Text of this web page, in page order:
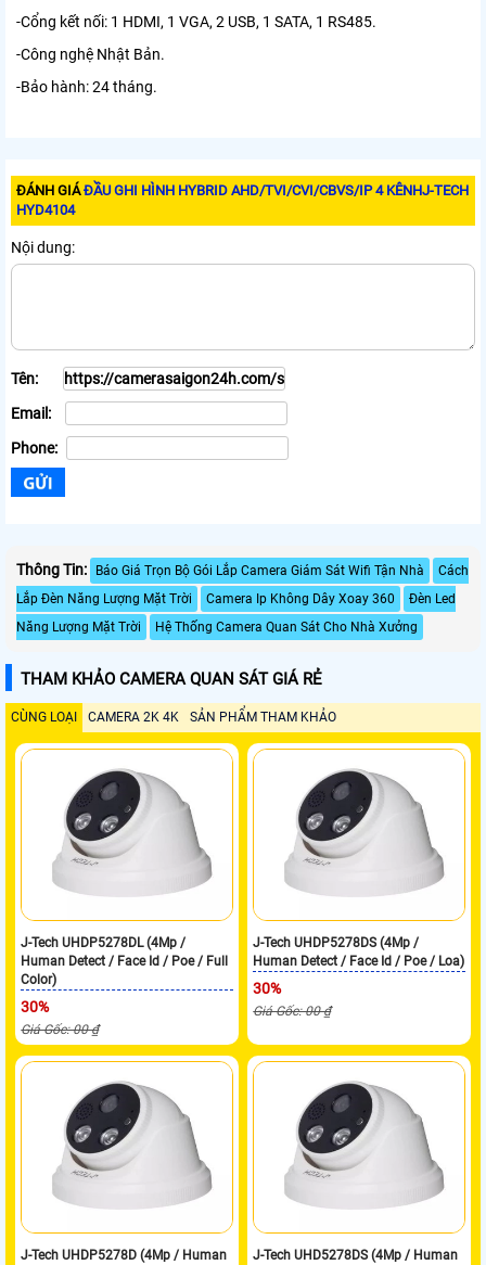
-Cổng kết nối: 1 HDMI, 1 VGA, 2 USB, 1 SATA, 1 RS485.
-Công nghệ Nhật Bản.
-Bảo hành: 24 tháng.
ĐÁNH GIÁĐẦU GHI HÌNH HYBRID AHD/TVI/CVI/CBVS/IP 4 KÊNHJ-TECH
HYD4104
Nội dung:
Tên:
Email:
Phone:
Thông Tin: Báo Giá Trọn Bộ Gói Lắp Camera Giám Sát Wifi Tận Nhà
Cách
Lắp Đèn Năng Lượng Mặt Trời
Camera Ip Không Dây Xoay 360
Đèn Led
Năng Lượng Mặt Trời
Hệ Thống Camera Quan Sát Cho Nhà Xưởng
THAM KHẢO CAMERA QUAN SÁT GIÁ RẺ
CÙNG LOẠI CAMERA 2K 4K SẢN PHẨM THAM KHẢO
J-Tech UHDP5278DL (4Mp /
Human Detect / Face Id / Poe / Full
Color)
30%
Giá Gốc: 00 ₫
J-Tech UHDP5278DS (4Mp /
Human Detect / Face Id / Poe / Loa)
30%
Giá Gốc: 00 ₫
J-Tech UHDP5278D (4Mp / Human J-Tech UHD5278DS (4Mp / Human